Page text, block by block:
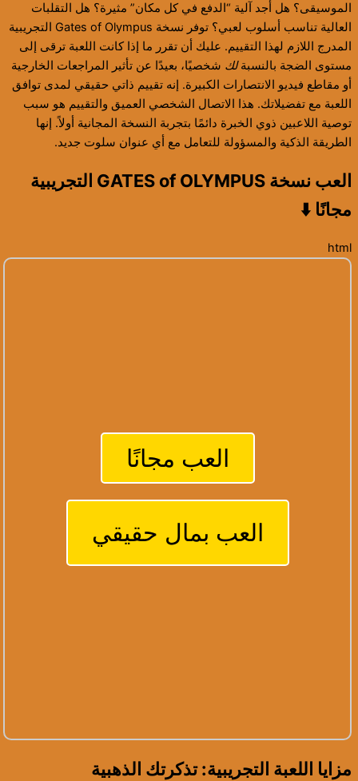
الموسيقى؟ هل أجد آلية “الدفع في كل مكان” مثيرة؟ هل التقلبات
العالية تناسب أسلوب لعبي؟ توفر نسخة Gates of Olympus التجريبية
المدرج اللازم لهذا التقييم. عليك أن تقرر ما إذا كانت اللعبة ترقى إلى
مستوى الضجة بالنسبةلك شخصيًا، بعيدًا عن تأثير المراجعات الخارجية
أو مقاطع فيديو الانتصارات الكبيرة. إنه تقييم ذاتي حقيقي لمدى توافق
اللعبة مع تفضيلاتك. هذا الاتصال الشخصي العميق والتقييم هو سبب
توصية اللاعبين ذوي الخبرة دائمًا بتجربة النسخة المجانية أولاً. إنها
الطريقة الذكية والمسؤولة للتعامل مع أي عنوان سلوت جديد.
العب نسخة GATES of OLYMPUS التجريبية
مجانًا ⬇️
html
العب مجانًا
العب بمال حقيقي
مزايا اللعبة التجريبية: تذكرتك الذهبية